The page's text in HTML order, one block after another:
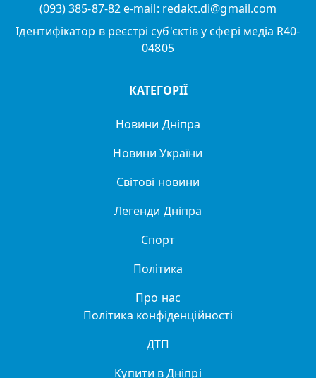
(093) 385-87-82 e-mail: redakt.di@gmail.com
Ідентифікатор в реєстрі суб'єктів у сфері медіа R40-
04805
КАТЕГОРІЇ
Новини Дніпра
Новини України
Світові новини
Легенди Дніпра
Спорт
Політика
Про нас
Політика конфіденційності
ДТП
Купити в Дніпрі